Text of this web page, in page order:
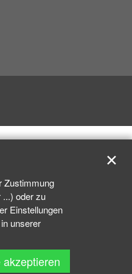
Zustimmung
...) oder zu
Einstellungen
unserer
akzeptieren
✕